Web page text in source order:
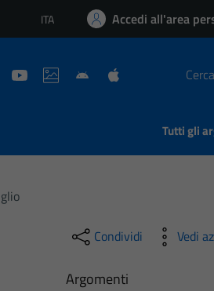
Lingua attiva:
ITA Accedi all'area
Cerca
Tutti gli
Condividi Vedi
Argomenti